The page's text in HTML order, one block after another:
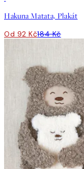
Hakuna Matata, Plakát
Od 92 Kč184 Kč